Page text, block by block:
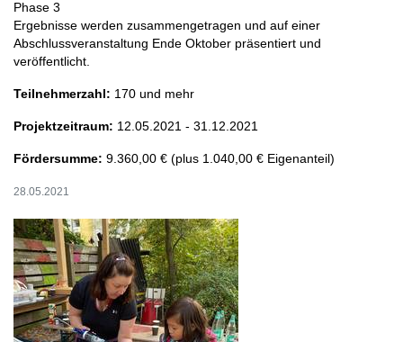
Phase 3
Ergebnisse werden zusammengetragen und auf einer
Abschlussveranstaltung Ende Oktober präsentiert und
veröffentlicht.
Teilnehmerzahl: 170 und mehr
Projektzeitraum: 12.05.2021 - 31.12.2021
Fördersumme: 9.360,00 € (plus 1.040,00 € Eigenanteil)
28.05.2021